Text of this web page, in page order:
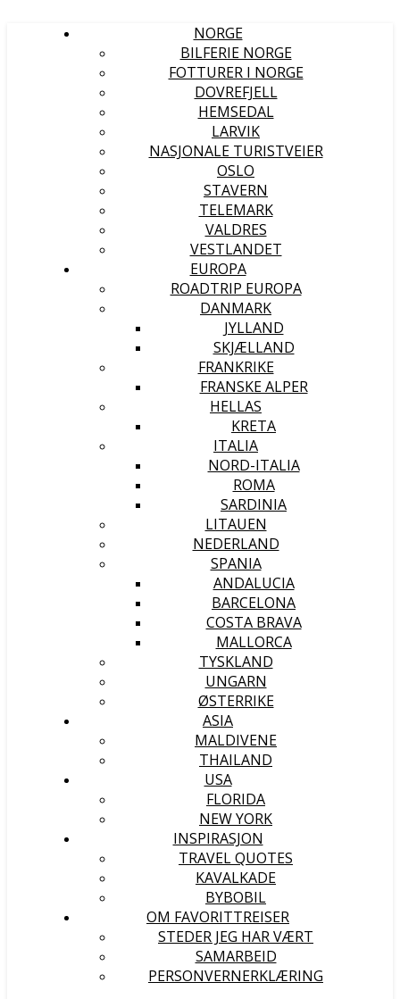
NORGE
BILFERIE NORGE
FOTTURER I NORGE
DOVREFJELL
HEMSEDAL
LARVIK
NASJONALE TURISTVEIER
OSLO
STAVERN
TELEMARK
VALDRES
VESTLANDET
EUROPA
ROADTRIP EUROPA
DANMARK
JYLLAND
SKJÆLLAND
FRANKRIKE
FRANSKE ALPER
HELLAS
KRETA
ITALIA
NORD-ITALIA
ROMA
SARDINIA
LITAUEN
NEDERLAND
SPANIA
ANDALUCIA
BARCELONA
COSTA BRAVA
MALLORCA
TYSKLAND
UNGARN
ØSTERRIKE
ASIA
MALDIVENE
THAILAND
USA
FLORIDA
NEW YORK
INSPIRASJON
TRAVEL QUOTES
KAVALKADE
BYBOBIL
OM FAVORITTREISER
STEDER JEG HAR VÆRT
SAMARBEID
PERSONVERNERKLÆRING